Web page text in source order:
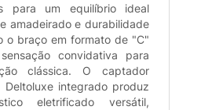
para um equilíbrio ideal
amadeirado e durabilidade
o braço em formato de "C"
convidativa para
clássica. O captador
Deltoluxe integrado produz
eletrificado versátil,